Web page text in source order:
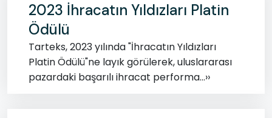
2023 İhracatın Yıldızları Platin
Ödülü
Tarteks, 2023 yılında "İhracatın Yıldızları
Platin Ödülü"ne layık görülerek, uluslararası
pazardaki başarılı ihracat performa...››